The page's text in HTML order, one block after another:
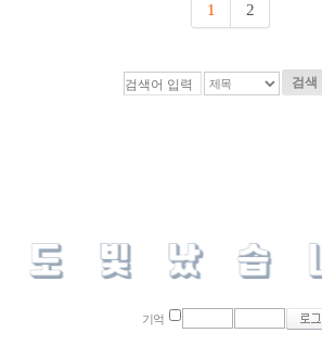
1 2
검색
기억